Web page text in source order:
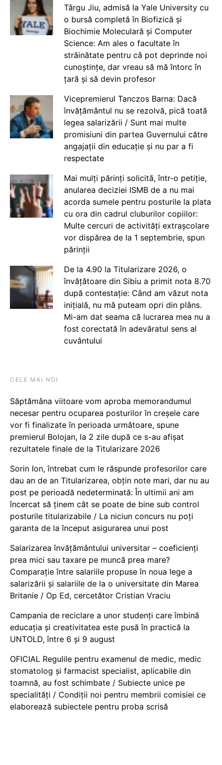
Târgu Jiu, admisă la Yale University cu
o bursă completă în Biofizică și
Biochimie Moleculară și Computer
Science: Am ales o facultate în
străinătate pentru că pot deprinde noi
cunoștințe, dar vreau să mă întorc în
țară și să devin profesor
Vicepremierul Tanczos Barna: Dacă
învățământul nu se rezolvă, pică toată
legea salarizării / Sunt mai multe
promisiuni din partea Guvernului către
angajații din educație și nu par a fi
respectate
Mai mulți părinți solicită, într-o petiție,
anularea deciziei ISMB de a nu mai
acorda sumele pentru posturile la plata
cu ora din cadrul cluburilor copiilor:
Multe cercuri de activități extrașcolare
vor dispărea de la 1 septembrie, spun
părinții
De la 4.90 la Titularizare 2026, o
învățătoare din Sibiu a primit nota 8.70
după contestație: Când am văzut nota
inițială, nu mă puteam opri din plâns.
Mi-am dat seama că lucrarea mea nu a
fost corectată în adevăratul sens al
cuvântului
CELE MAI NOI
Săptămâna viitoare vom aproba memorandumul
necesar pentru ocuparea posturilor în creșele care
vor fi finalizate în perioada următoare, spune
premierul Bolojan, la 2 zile după ce s-au afișat
rezultatele finale de la Titularizare 2026
Sorin Ion, întrebat cum le răspunde profesorilor care
dau an de an Titularizarea, obțin note mari, dar nu au
post pe perioadă nedeterminată: În ultimii ani am
încercat să ținem cât se poate de bine sub control
posturile titularizabile / La niciun concurs nu poți
garanta de la început asigurarea unui post
Salarizarea învățământului universitar – coeficienți
prea mici sau taxare pe muncă prea mare?
Comparație între salariile propuse în noua lege a
salarizării și salariile de la o universitate din Marea
Britanie / Op Ed, cercetător Cristian Vraciu
Campania de reciclare a unor studenți care îmbină
educația și creativitatea este pusă în practică la
UNTOLD, între 6 și 9 august
OFICIAL Regulile pentru examenul de medic, medic
stomatolog și farmacist specialist, aplicabile din
toamnă, au fost schimbate / Subiecte unice pe
specialități / Condiții noi pentru membrii comisiei ce
elaborează subiectele pentru proba scrisă